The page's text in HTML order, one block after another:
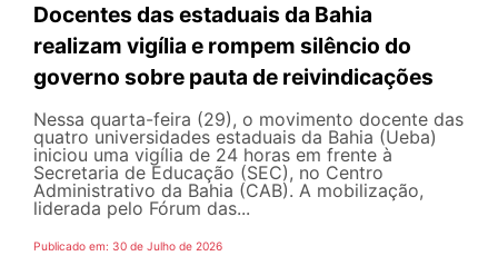
Docentes das estaduais da Bahia
realizam vigília e rompem silêncio do
governo sobre pauta de reivindicações
Nessa quarta-feira (29), o movimento docente das
quatro universidades estaduais da Bahia (Ueba)
iniciou uma vigília de 24 horas em frente à
Secretaria de Educação (SEC), no Centro
Administrativo da Bahia (CAB). A mobilização,
liderada pelo Fórum das...
Publicado em: 30 de Julho de 2026